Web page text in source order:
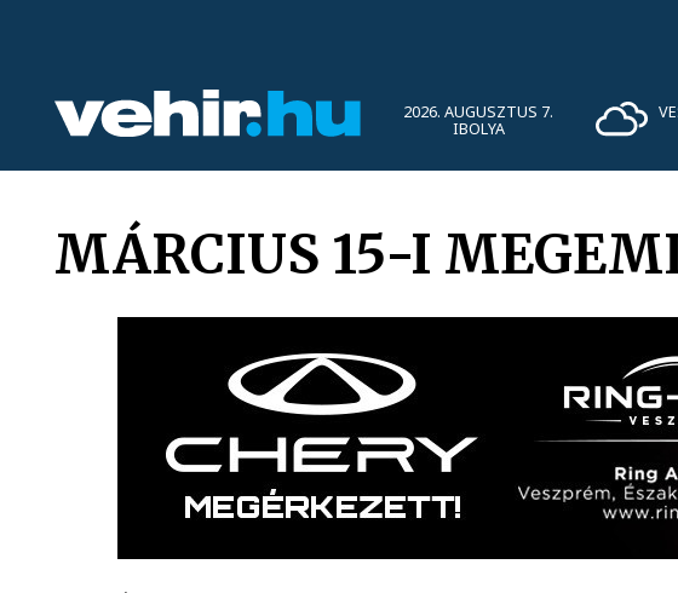
2026. AUGUSZTUS 7.
IBOLYA
MÁRCIUS 15-I